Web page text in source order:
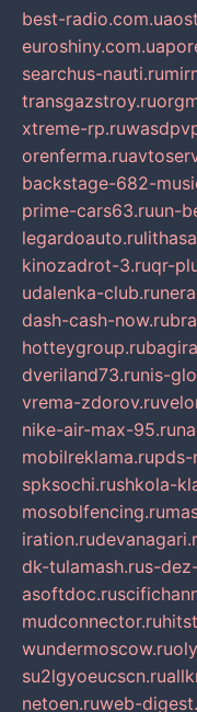
best-radio.com.ua
euroshiny.com.ua
searchus-nauti.ru
transgazstroy.ru
xtreme-rp.ru
orenferma.ru
backstage-682-
prime-cars63.ruun-
legardoauto.ru
kinozadrot-3.ruqr-
udalenka-club.ru
dash-cash-now.ru
hotteygroup.ru
dveriland73.runis-
vrema-zdorov.ru
nike-air-max-95.ru
mobilreklama.rupds-
spksochi.rushkola-
mosoblfencing.ru
iration.ru
dk-tulamash.rus-
asoftdoc.ru
mudconnector.ru
wundermoscow.ru
su2lgyoeucscn.ru
netoen.ruweb-